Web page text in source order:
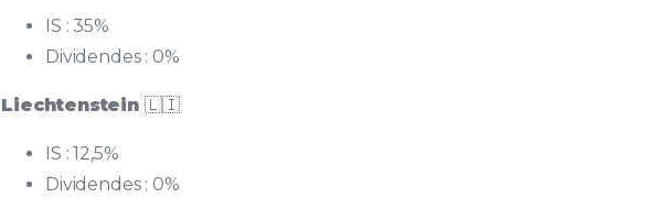
IS : 35%
Dividendes : 0%
Liechtenstein 🇱🇮
IS : 12,5%
Dividendes : 0%